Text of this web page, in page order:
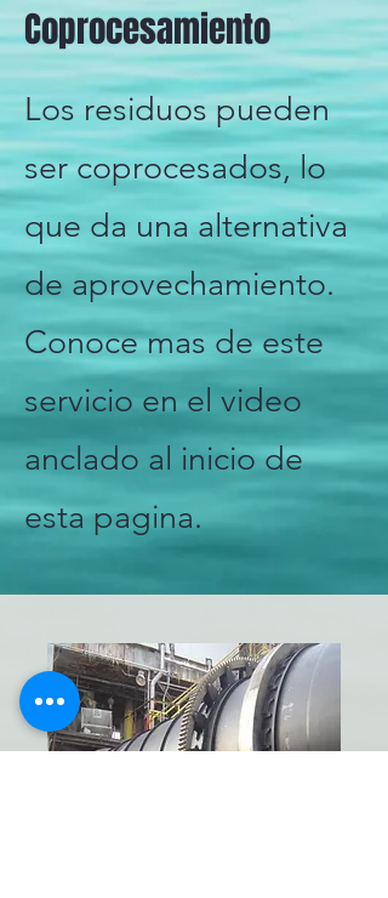
Coprocesamiento
Los residuos pueden
ser coprocesados, lo
que da una alternativa
de aprovechamiento.
Conoce mas de este
servicio en el video
anclado al inicio de
esta pagina.